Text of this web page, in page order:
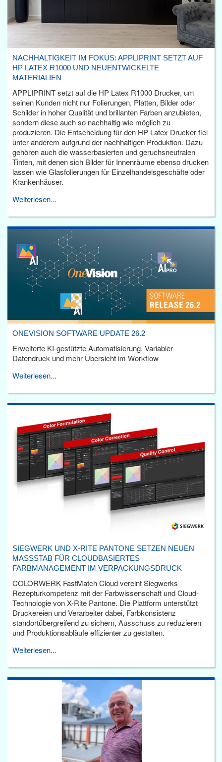
NACHHALTIGKEIT IM FOKUS: APPLIPRINT SETZT AUF
HP LATEX R1000 UND NEUENTWICKELTE
MATERIALIEN
APPLIPRINT setzt auf die HP Latex R1000 Drucker, um
seinen Kunden nicht nur Folierungen, Platten, Bilder oder
Schilder in hoher Qualität und brillanten Farben anzubieten,
sondern diese auch so nachhaltig wie möglich zu
produzieren. Die Entscheidung für den HP Latex Drucker fiel
unter anderem aufgrund der nachhaltigen Produktion. Dazu
gehören auch die wasserbasierten und geruchsneutralen
Tinten, mit denen sich Bilder für Innenräume ebenso drucken
lassen wie Glasfolierungen für Einzelhandelsgeschäfte oder
Krankenhäuser.
Weiterlesen...
ONEVISION SOFTWARE UPDATE 26.2
Erweiterte KI-gestützte Automatisierung, Variabler
Datendruck und mehr Übersicht im Workflow
Weiterlesen...
SIEGWERK UND X-RITE PANTONE SETZEN NEUEN
MASSSTAB FÜR CLOUDBASIERTES F
ARBMANAGEMENT IM VERPACKUNGSDRUCK
COLORWERK FastMatch Cloud vereint Siegwerks
Rezepturkompetenz mit der Farbwissenschaft und Cloud-
Technologie von X-Rite Pantone. Die Plattform unterstützt
Druckereien und Verarbeiter dabei, Farbkonsistenz
standortübergreifend zu sichern, Ausschuss zu reduzieren
und Produktionsabläufe effizienter zu gestalten.
Weiterlesen...